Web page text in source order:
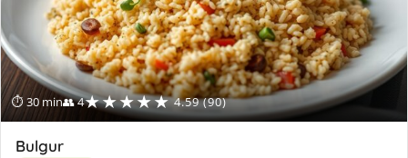
⏱ 30 min👥 4★★★★★ 4.59 (90)
Bulgur